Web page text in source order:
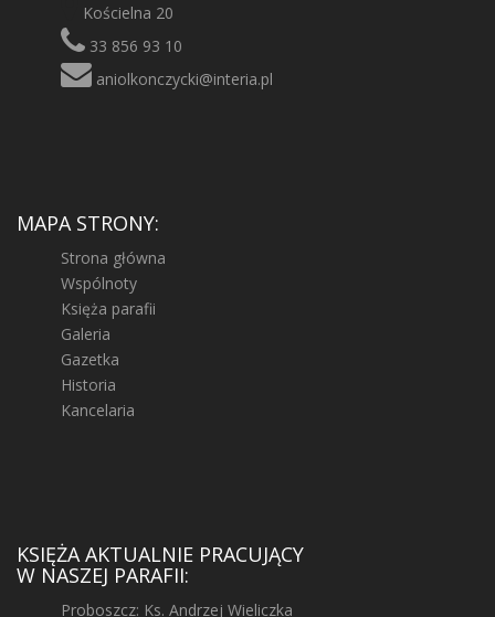
Kościelna 20
33 856 93 10
aniolkonczycki@interia.pl
MAPA STRONY:
Strona główna
Wspólnoty
Księża parafii
Galeria
Gazetka
Historia
Kancelaria
KSIĘŻA AKTUALNIE PRACUJĄCY
W NASZEJ PARAFII:
Proboszcz: Ks. Andrzej Wieliczka